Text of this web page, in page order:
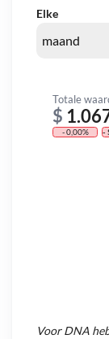
Elke
Totale
$
- 0,00% -
VoorDNA